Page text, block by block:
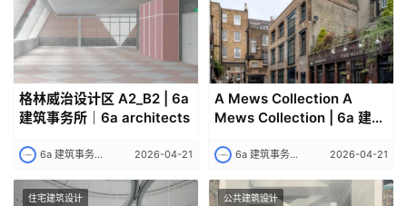
格林威治设计区 A2_B2 | 6a
建筑事务所｜6a architects
6a 建筑事务所｜6a architects 2026-04-21
A Mews Collection A
Mews Collection | 6a 建筑
6a 建筑事务所｜6a architects 2026-04-21
住宅建筑设计 公共建筑设计